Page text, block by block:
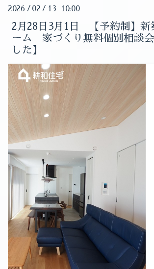
2025-07（1）
2026-02（1）
2025-08（1）
2025-06（1）
2025-05（1）
2026 / 02 / 13 10:00
2月28日3月1日 【予約制】新
ーム 家づくり無料個別相談会
した】